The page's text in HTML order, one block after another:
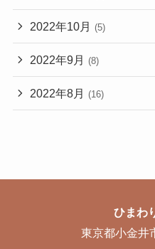
2022年10月 (5)
2022年9月 (8)
2022年8月 (16)
ひまわ
東京都小金井